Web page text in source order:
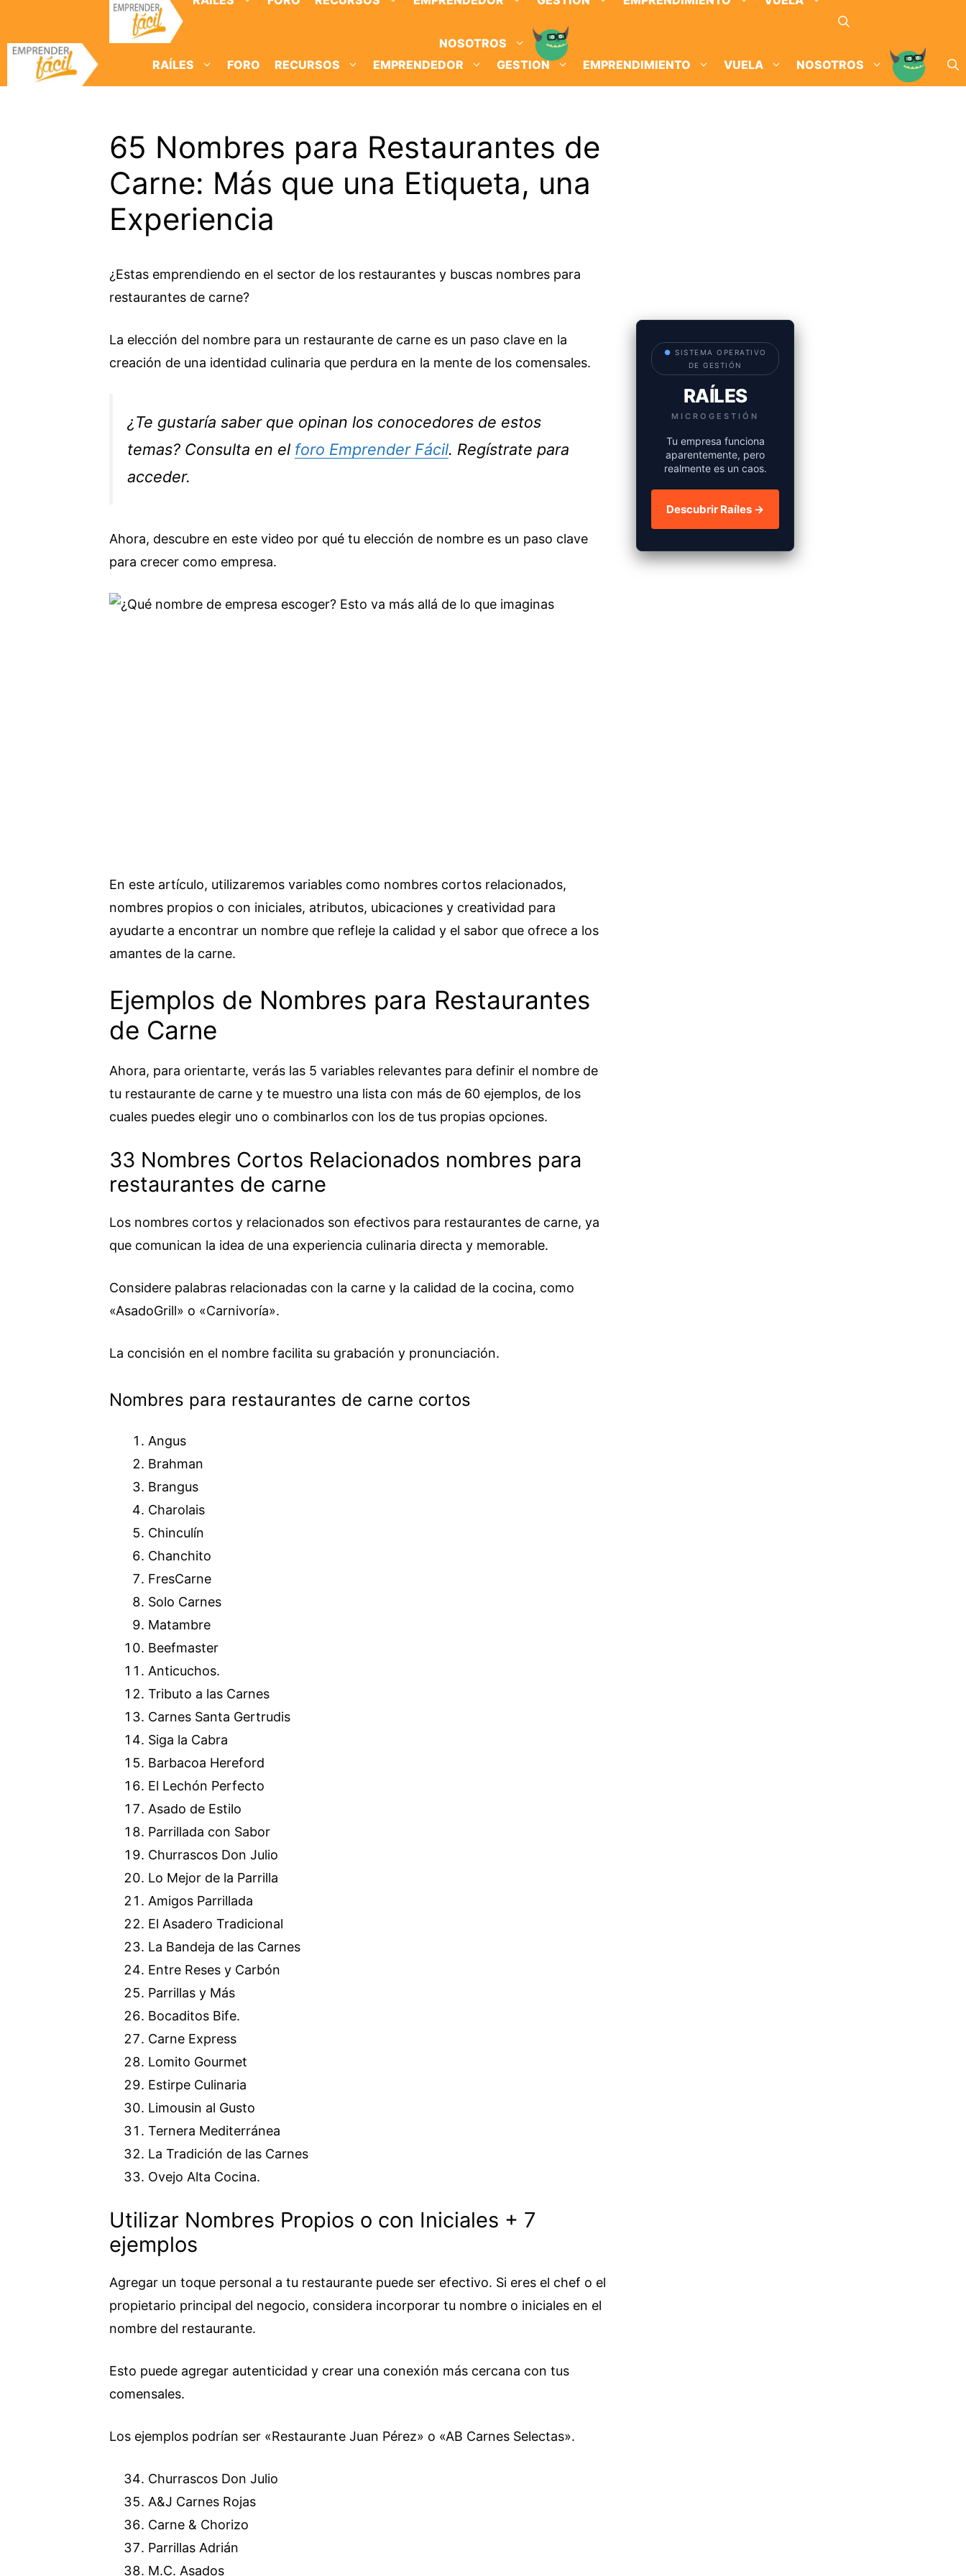
contenido
NOSOTROS
RAÍLES
FORO RECURSOS EMPRENDEDOR GESTION EMPRENDIMIENTO VUELA NOSOTROS
65 Nombres para Restaurantes de
Carne: Más que una Etiqueta, una
Experiencia
¿Estas emprendiendo en el sector de los restaurantes y buscas nombres para
restaurantes de carne?
La elección del nombre para un restaurante de carne es un paso clave en la
creación de una identidad culinaria que perdura en la mente de los comensales.
¿Te gustaría saber que opinan los conocedores de estos
temas? Consulta en el foro Emprender Fácil. Regístrate para
acceder.
Ahora, descubre en este video por qué tu elección de nombre es un paso clave
para crecer como empresa.
En este artículo, utilizaremos variables como nombres cortos relacionados,
nombres propios o con iniciales, atributos, ubicaciones y creatividad para
ayudarte a encontrar un nombre que refleje la calidad y el sabor que ofrece a los
amantes de la carne.
Ejemplos de Nombres para Restaurantes
de Carne
Ahora, para orientarte, verás las 5 variables relevantes para definir el nombre de
tu restaurante de carne y te muestro una lista con más de 60 ejemplos, de los
cuales puedes elegir uno o combinarlos con los de tus propias opciones.
33 Nombres Cortos Relacionados nombres para
restaurantes de carne
Los nombres cortos y relacionados son efectivos para restaurantes de carne, ya
que comunican la idea de una experiencia culinaria directa y memorable.
Considere palabras relacionadas con la carne y la calidad de la cocina, como
«AsadoGrill» o «Carnivoría».
La concisión en el nombre facilita su grabación y pronunciación.
Nombres para restaurantes de carne cortos
Angus
Brahman
Brangus
Charolais
Chinculín
Chanchito
FresCarne
Solo Carnes
Matambre
Beefmaster
Anticuchos.
Tributo a las Carnes
Carnes Santa Gertrudis
Siga la Cabra
Barbacoa Hereford
El Lechón Perfecto
Asado de Estilo
Parrillada con Sabor
Churrascos Don Julio
Lo Mejor de la Parrilla
Amigos Parrillada
El Asadero Tradicional
La Bandeja de las Carnes
Entre Reses y Carbón
Parrillas y Más
Bocaditos Bife.
Carne Express
Lomito Gourmet
Estirpe Culinaria
Limousin al Gusto
Ternera Mediterránea
La Tradición de las Carnes
Ovejo Alta Cocina.
Utilizar Nombres Propios o con Iniciales + 7
ejemplos
Agregar un toque personal a tu restaurante puede ser efectivo. Si eres el chef o el
propietario principal del negocio, considera incorporar tu nombre o iniciales en el
nombre del restaurante.
Esto puede agregar autenticidad y crear una conexión más cercana con tus
comensales.
Los ejemplos podrían ser «Restaurante Juan Pérez» o «AB Carnes Selectas».
Churrascos Don Julio
A&J Carnes Rojas
Carne & Chorizo
Parrillas Adrián
M.C. Asados
● SISTEMA OPERATIVO
DE GESTIÓN
RAÍLES
MICROGESTIÓN
Tu empresa funciona
aparentemente, pero
realmente es un caos.
Descubrir Raíles →